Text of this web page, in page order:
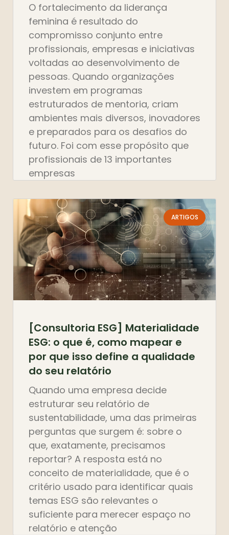
O fortalecimento da liderança
feminina é resultado do
compromisso conjunto entre
profissionais, empresas e iniciativas
voltadas ao desenvolvimento de
pessoas. Quando organizações
investem em programas
estruturados de mentoria, criam
ambientes mais diversos, inovadores
e preparados para os desafios do
futuro. Foi com esse propósito que
profissionais de 13 importantes
empresas
ARTIGOS
[Consultoria ESG] Materialidade
ESG: o que é, como mapear e
por que isso define a qualidade
do seu relatório
Quando uma empresa decide
estruturar seu relatório de
sustentabilidade, uma das primeiras
perguntas que surgem é: sobre o
que, exatamente, precisamos
reportar? A resposta está no
conceito de materialidade, que é o
critério usado para identificar quais
temas ESG são relevantes o
suficiente para merecer espaço no
relatório e atenção